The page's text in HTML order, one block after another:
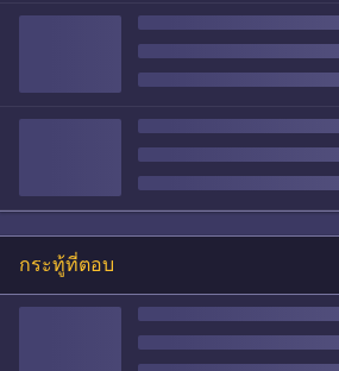
กระทู้ที่ตอบ